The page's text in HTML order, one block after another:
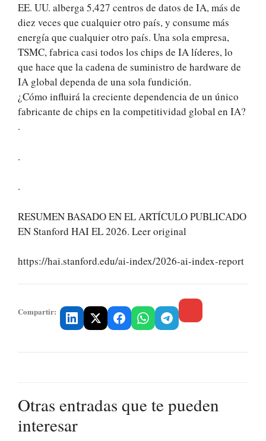
EE. UU. alberga 5,427 centros de datos de IA, más de
diez veces que cualquier otro país, y consume más
energía que cualquier otro país. Una sola empresa,
TSMC, fabrica casi todos los chips de IA líderes, lo
que hace que la cadena de suministro de hardware de
IA global dependa de una sola fundición.
¿Cómo influirá la creciente dependencia de un único
fabricante de chips en la competitividad global en IA?
.
.
.
RESUMEN BASADO EN EL ARTÍCULO PUBLICADO
EN Stanford HAI EL 2026. Leer original
https://hai.stanford.edu/ai-index/2026-ai-index-report
Compartir:
Otras entradas que te pueden
interesar